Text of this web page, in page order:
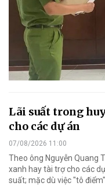
Lãi suất trong
cho các dự án
07/08/2026 11:00
Theo ông Nguyễn Quang
xanh hay tài trợ cho các
suất; mặc dù việc "tô